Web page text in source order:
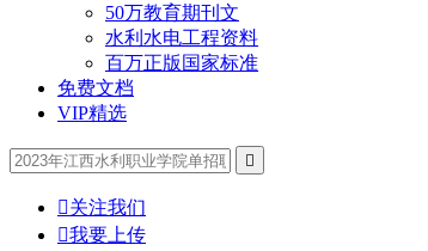
50万教育期刊文
水利水电工程资料
百万正版国家标准
免费文档
VIP精选

关注我们
我要上传